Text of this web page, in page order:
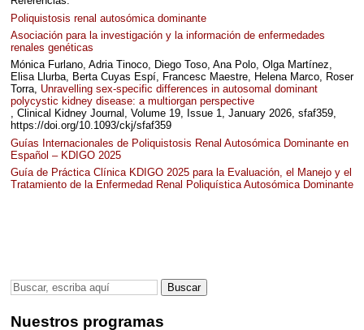
Poliquistosis renal autosómica dominante
Asociación para la investigación y la información de enfermedades
renales genéticas
Mónica Furlano, Adria Tinoco, Diego Toso, Ana Polo, Olga Martínez,
Elisa Llurba, Berta Cuyas Espí, Francesc Maestre, Helena Marco, Roser
Torra, Unravelling sex-specific differences in autosomal dominant
polycystic kidney disease: a multiorgan perspective
, Clinical Kidney Journal, Volume 19, Issue 1, January 2026, sfaf359,
https://doi.org/10.1093/ckj/sfaf359
Guías Internacionales de Poliquistosis Renal Autosómica Dominante en
Español – KDIGO2025
Guía de Práctica Clínica KDIGO2025 para la Evaluación, el Manejo y el
Tratamiento de la Enfermedad Renal Poliquística Autosómica Dominante
Nuestros programas